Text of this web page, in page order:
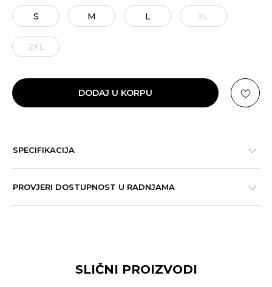
S M L XL
2XL
DODAJ U KORPU
SPECIFIKACIJA
PROVJERI DOSTUPNOST U RADNJAMA
SLIČNI PROIZVODI